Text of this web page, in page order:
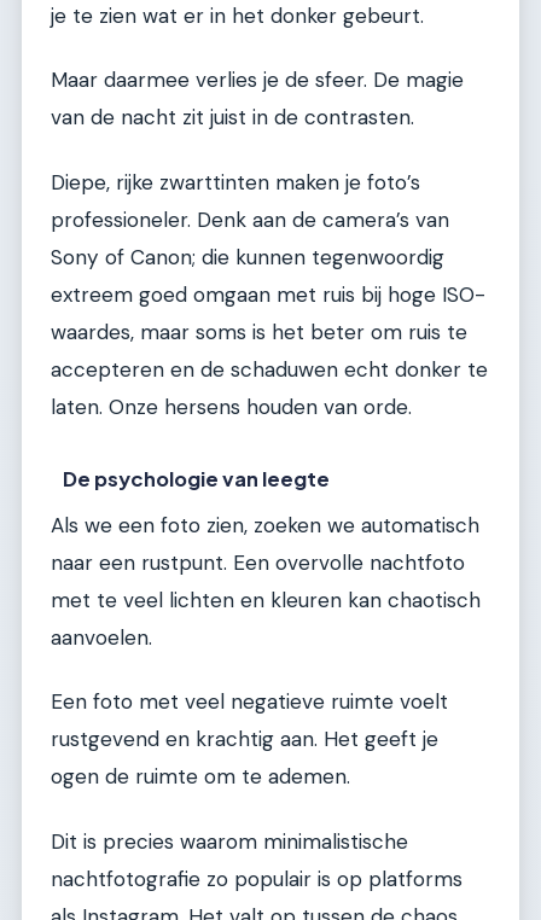
je te zien wat er in het donker gebeurt.
Maar daarmee verlies je de sfeer. De magie
van de nacht zit juist in de contrasten.
Diepe, rijke zwarttinten maken je foto’s
professioneler. Denk aan de camera’s van
Sony of Canon; die kunnen tegenwoordig
extreem goed omgaan met ruis bij hoge ISO-
waardes, maar soms is het beter om ruis te
accepteren en de schaduwen echt donker te
laten. Onze hersens houden van orde.
De psychologie van leegte
Als we een foto zien, zoeken we automatisch
naar een rustpunt. Een overvolle nachtfoto
met te veel lichten en kleuren kan chaotisch
aanvoelen.
Een foto met veel negatieve ruimte voelt
rustgevend en krachtig aan. Het geeft je
ogen de ruimte om te ademen.
Dit is precies waarom minimalistische
nachtfotografie zo populair is op platforms